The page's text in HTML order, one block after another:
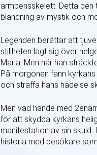
armbensskelett. Detta ben
blandning av mystik och
Legenden berättar att
stillheten lagt sig över
Maria. Men när han
På morgonen fann
och straffa hans hädelse
Men vad hände med
för att skydda kyrkans
manifestation av sin
historia med besökare